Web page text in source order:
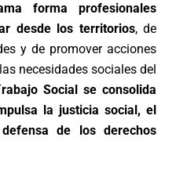
forma profesionales
desde los territorios, de
y de promover acciones
necesidades sociales del
rabajo Social se consolida
la justicia social, el
de los derechos